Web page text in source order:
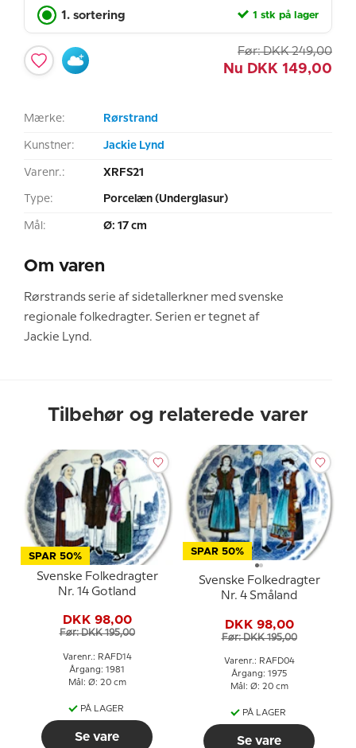
1. sortering 1 stk på lager
Før: DKK 249,00
Nu DKK 149,00
Mærke: Rørstrand
Kunstner: Jackie Lynd
Varenr.: XRFS21
Type: Porcelæn (Underglasur)
Mål: Ø: 17 cm
Om varen
Rørstrands serie af sidetallerkner med svenske
regionale folkedragter. Serien er tegnet af
Jackie Lynd.
Tilbehør og relaterede varer
SPAR 50%
Svenske Folkedragter
Nr. 14 Gotland
DKK 98,00
Før: DKK 195,00
Varenr.: RAFD14
Årgang: 1981
Mål: Ø: 20 cm
PÅ LAGER
Se vare
SPAR 50%
Svenske Folkedragter
Nr. 4 Småland
DKK 98,00
Før: DKK 195,00
Varenr.: RAFD04
Årgang: 1975
Mål: Ø: 20 cm
PÅ LAGER
Se vare